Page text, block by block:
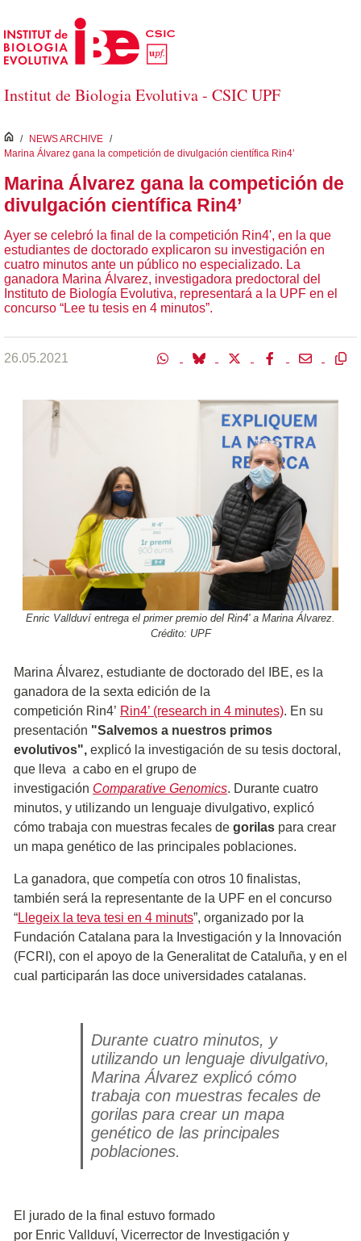
Skip to Main Content
Institut de Biologia Evolutiva - CSIC UPF
inici
/ NEWS ARCHIVE /
Marina Álvarez gana la competición de divulgación científica Rin4’
Marina Álvarez gana la competición de
divulgación científica Rin4’
Ayer se celebró la final de la competición Rin4', en la que
estudiantes de doctorado explicaron su investigación en
cuatro minutos ante un público no especializado. La
ganadora Marina Álvarez, investigadora predoctoral del
Instituto de Biología Evolutiva, representará a la UPF en el
concurso “Lee tu tesis en 4 minutos”.
26.05.2021
Enric Vallduví entrega el primer premio del Rin4' a Marina Álvarez.
Crédito: UPF
Marina Álvarez, estudiante de doctorado del IBE, es la
ganadora de la sexta edición de la
competición Rin4’ Rin4’ (research in 4 minutes). En su
presentación "Salvemos a nuestros primos
evolutivos", explicó la investigación de su tesis doctoral,
que lleva a cabo en el grupo de
investigación Comparative Genomics. Durante cuatro
minutos, y utilizando un lenguaje divulgativo, explicó
cómo trabaja con muestras fecales de gorilas para crear
un mapa genético de las principales poblaciones.
La ganadora, que competía con otros 10 finalistas,
también será la representante de la UPF en el concurso
“Llegeix la teva tesi en 4 minuts”, organizado por la
Fundación Catalana para la Investigación y la Innovación
(FCRI), con el apoyo de la Generalitat de Cataluña, y en el
cual participarán las doce universidades catalanas.
Durante cuatro minutos, y
utilizando un lenguaje divulgativo,
Marina Álvarez explicó cómo
trabaja con muestras fecales de
gorilas para crear un mapa
genético de las principales
poblaciones.
El jurado de la final estuvo formado
por Enric Vallduví, Vicerrector de Investigación y